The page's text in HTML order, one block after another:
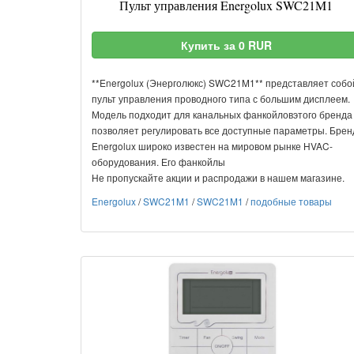
Пульт управления Energolux SWC21M1
Купить за 0 RUR
**Energolux (Энерголюкс) SWC21M1** представляет
пульт управления проводного типа с большим дисплеем.
Модель подходит для канальных фанкойловэтого
позволяет регулировать все доступные параметры.
Energolux широко известен на мировом рынке HVAC-
оборудования. Его фанкойлы
Не пропускайте акции и распродажи в нашем магазине.
Energolux/SWC21M1 /SWC21M1 /подобные товары